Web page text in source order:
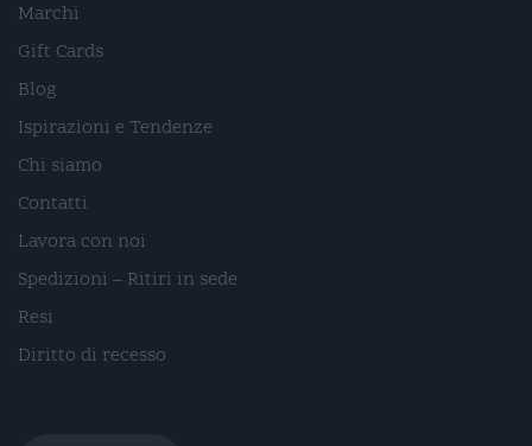
Marchi
Gift Cards
Blog
Ispirazioni e Tendenze
Chi siamo
Contatti
Lavora con noi
Spedizioni – Ritiri in sede
Resi
Diritto di recesso